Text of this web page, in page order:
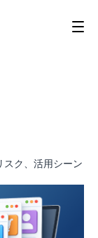
スク、活用シーン